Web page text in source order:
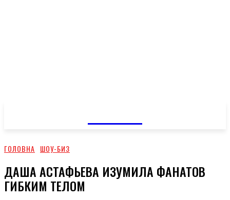
ГОЛОВНА ШОУ-БИЗ
ДАША АСТАФЬЕВА ИЗУМИЛА ФАНАТОВ
ГИБКИМ ТЕЛОМ